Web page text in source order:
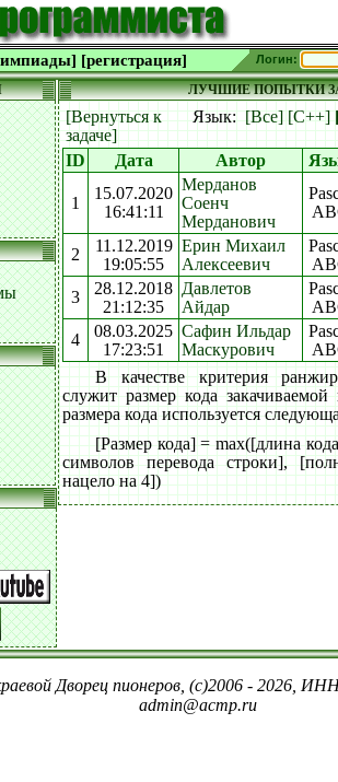
[регистрация] Логин:
ЛУЧШИЕ ПОПЫТКИ
[Вернуться к
задаче]
Язык:[Все] [C++]
ID Дата Автор
1
15.07.2020
16:41:11
Мерданов
Соенч
Мерданович
2
11.12.2019
19:05:55
Ерин Михаил
Алексеевич
3
28.12.2018
21:12:35
Давлетов
Айдар
4
08.03.2025
17:23:51
Сафин Ильдар
Маскурович
В качестве критерия
служит размер кода
размера кода используется
[Размер кода] = max([длина
символов перевода строки],
нацело на 4])
Дворец пионеров, (c)2006 - 2026,
admin@acmp.ru